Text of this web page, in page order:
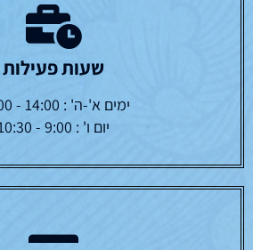
שעות פעילות
ימים א'-ה' : 14:00 - 19:00
יום ו' : 9:00 - 10:30